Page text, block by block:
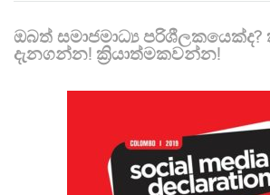
ඔබත් සමාජමාධ්‍ය
දැනගන්න! ක්‍රියාත්මකවන්න!